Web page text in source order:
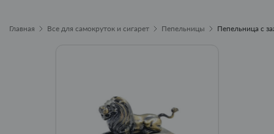
Главная Все для самокруток и сигарет Пепельницы Пепельница с